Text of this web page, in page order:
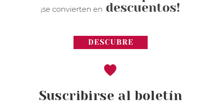
Suscribirse al boletín